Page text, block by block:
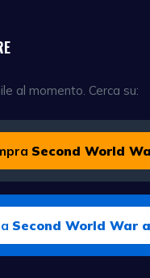
al momento. Cerca su:
Second World
Second World War